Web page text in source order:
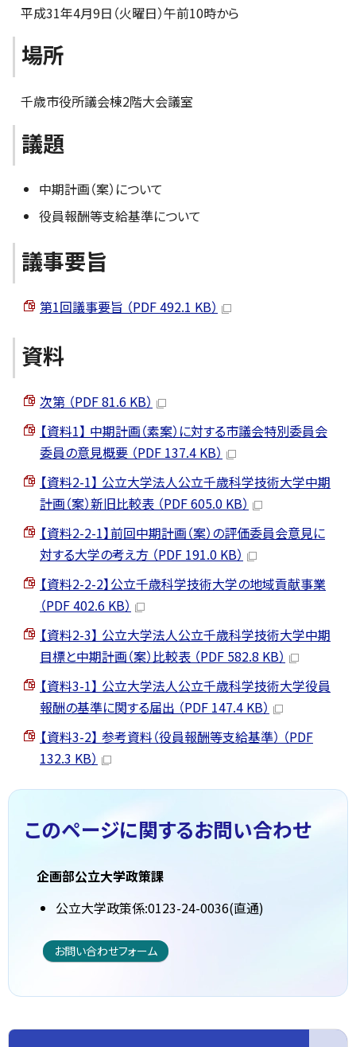
平成31年4月9日（火曜日）午前10時から
場所
千歳市役所議会棟2階大会議室
議題
中期計画（案）について
役員報酬等支給基準について
議事要旨
第1回議事要旨 （PDF 492.1 KB）
資料
次第 （PDF 81.6 KB）
【資料1】 中期計画（素案）に対する市議会特別委員会
委員の意見概要 （PDF 137.4 KB）
【資料2-1】 公立大学法人公立千歳科学技術大学中期
計画（案）新旧比較表 （PDF 605.0 KB）
【資料2-2-1】前回中期計画（案）の評価委員会意見に
対する大学の考え方 （PDF 191.0 KB）
【資料2-2-2】公立千歳科学技術大学の地域貢献事業
（PDF 402.6 KB）
【資料2-3】 公立大学法人公立千歳科学技術大学中期
目標と中期計画（案）比較表 （PDF 582.8 KB）
【資料3-1】 公立大学法人公立千歳科学技術大学役員
報酬の基準に関する届出 （PDF 147.4 KB）
【資料3-2】 参考資料（役員報酬等支給基準） （PDF
132.3 KB）
このページに関するお問い合わせ
企画部公立大学政策課
公立大学政策係:0123-24-0036(直通)
お問い合わせフォーム